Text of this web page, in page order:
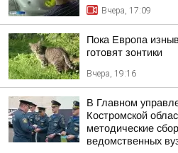
Вчера, 17:09
Пока Европа
готовят зонтики
Вчера, 19:16
В Главном
Костромской
методические
ведомственных